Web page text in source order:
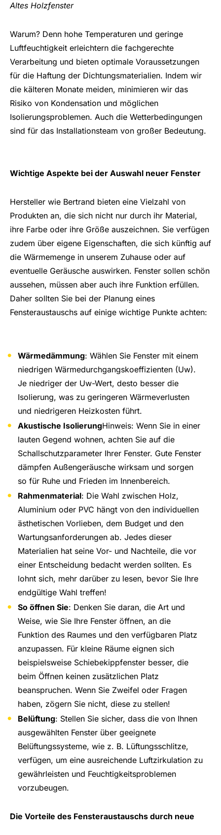
Altes Holzfenster
Warum? Denn hohe Temperaturen und geringe
Luftfeuchtigkeit erleichtern die fachgerechte
Verarbeitung und bieten optimale Voraussetzungen
für die Haftung der Dichtungsmaterialien. Indem wir
die kälteren Monate meiden, minimieren wir das
Risiko von Kondensation und möglichen
Isolierungsproblemen. Auch die Wetterbedingungen
sind für das Installationsteam von großer Bedeutung.
Wichtige Aspekte bei der Auswahl neuer Fenster
Hersteller wie Bertrand bieten eine Vielzahl von
Produkten an, die sich nicht nur durch ihr Material,
ihre Farbe oder ihre Größe auszeichnen. Sie verfügen
zudem über eigene Eigenschaften, die sich künftig auf
die Wärmemenge in unserem Zuhause oder auf
eventuelle Geräusche auswirken. Fenster sollen schön
aussehen, müssen aber auch ihre Funktion erfüllen.
Daher sollten Sie bei der Planung eines
Fensteraustauschs auf einige wichtige Punkte achten:
Wärmedämmung: Wählen Sie Fenster mit einem
niedrigen Wärmedurchgangskoeffizienten (Uw).
Je niedriger der Uw-Wert, desto besser die
Isolierung, was zu geringeren Wärmeverlusten
und niedrigeren Heizkosten führt.
Akustische IsolierungHinweis: Wenn Sie in einer
lauten Gegend wohnen, achten Sie auf die
Schallschutzparameter Ihrer Fenster. Gute Fenster
dämpfen Außengeräusche wirksam und sorgen
so für Ruhe und Frieden im Innenbereich.
Rahmenmaterial: Die Wahl zwischen Holz,
Aluminium oder PVC hängt von den individuellen
ästhetischen Vorlieben, dem Budget und den
Wartungsanforderungen ab. Jedes dieser
Materialien hat seine Vor- und Nachteile, die vor
einer Entscheidung bedacht werden sollten. Es
lohnt sich, mehr darüber zu lesen, bevor Sie Ihre
endgültige Wahl treffen!
So öffnen Sie: Denken Sie daran, die Art und
Weise, wie Sie Ihre Fenster öffnen, an die
Funktion des Raumes und den verfügbaren Platz
anzupassen. Für kleine Räume eignen sich
beispielsweise Schiebekippfenster besser, die
beim Öffnen keinen zusätzlichen Platz
beanspruchen. Wenn Sie Zweifel oder Fragen
haben, zögern Sie nicht, diese zu stellen!
Belüftung: Stellen Sie sicher, dass die von Ihnen
ausgewählten Fenster über geeignete
Belüftungssysteme, wie z. B. Lüftungsschlitze,
verfügen, um eine ausreichende Luftzirkulation zu
gewährleisten und Feuchtigkeitsproblemen
vorzubeugen.
Die Vorteile des Fensteraustauschs durch neue